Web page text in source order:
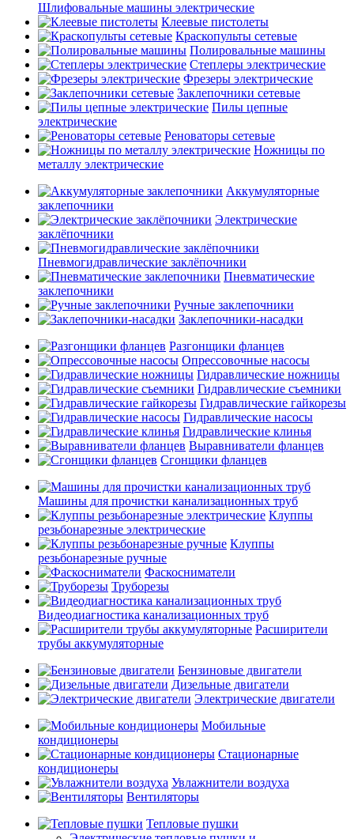
Шлифовальные машины электрические
Клеевые пистолеты
Краскопульты сетевые
Полировальные машины
Степлеры электрические
Фрезеры электрические
Заклепочники сетевые
Пилы цепные
электрические
Реноваторы сетевые
Ножницы по
металлу электрические
Аккумуляторные
заклепочники
Электрические
заклёпочники
Пневмогидравлические заклёпочники
Пневматические
заклепочники
Ручные заклепочники
Заклепочники-насадки
Разгонщики фланцев
Опрессовочные насосы
Гидравлические ножницы
Гидравлические съемники
Гидравлические гайкорезы
Гидравлические насосы
Гидравлические клинья
Выравниватели фланцев
Сгонщики фланцев
Машины для прочистки канализационных труб
Клуппы
резьбонарезные электрические
Клуппы
резьбонарезные ручные
Фаскосниматели
Труборезы
Видеодиагностика канализационных труб
Расширители
трубы аккумуляторные
Бензиновые двигатели
Дизельные двигатели
Электрические двигатели
Мобильные
кондиционеры
Стационарные
кондиционеры
Увлажнители воздуха
Вентиляторы
Тепловые пушки